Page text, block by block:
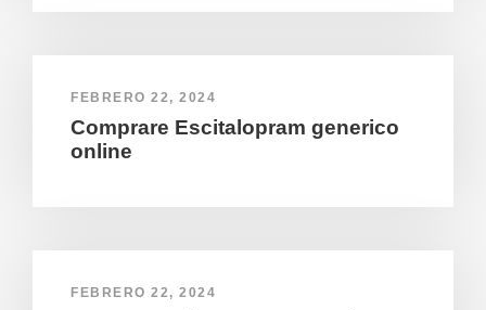
FEBRERO 22, 2024
Comprare Escitalopram generico
online
FEBRERO 22, 2024